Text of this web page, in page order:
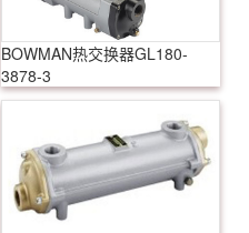
BOWMAN热交换器GL180-
3878-3